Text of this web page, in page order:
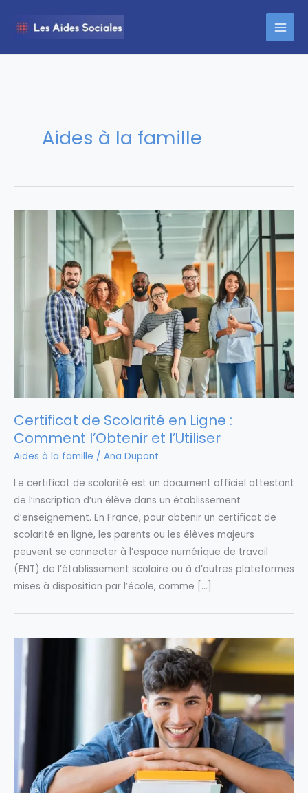
Aides à la famille
Certificat de Scolarité en Ligne :
Comment l’Obtenir et l’Utiliser
Aides à la famille / Ana Dupont
Le certificat de scolarité est un document officiel attestant
de l’inscription d’un élève dans un établissement
d’enseignement. En France, pour obtenir un certificat de
scolarité en ligne, les parents ou les élèves majeurs
peuvent se connecter à l’espace numérique de travail
(ENT) de l’établissement scolaire ou à d’autres plateformes
mises à disposition par l’école, comme […]